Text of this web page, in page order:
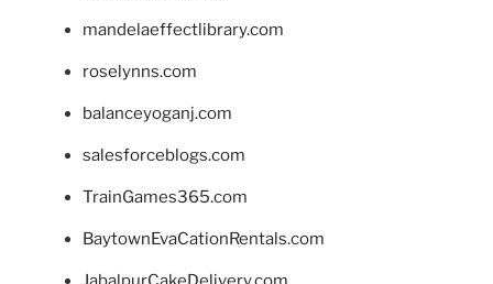
mandelaeffectlibrary.com
roselynns.com
balanceyoganj.com
salesforceblogs.com
TrainGames365.com
BaytownEvaCationRentals.com